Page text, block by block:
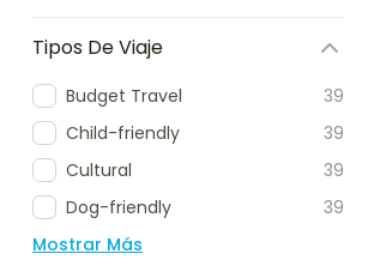
Tipos De Viaje
Budget Travel
39
Child-friendly
39
Cultural
39
Dog-friendly
39
Mostrar Más